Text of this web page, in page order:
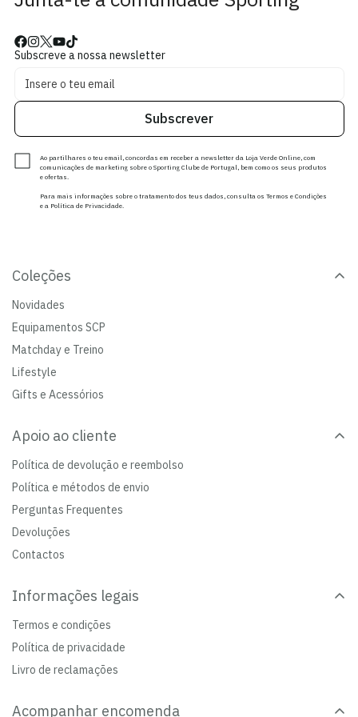
Subscreve a nossa newsletter
Subscrever
Ao partilhares o teu email, concordas em receber a newsletter da Loja Verde Online, com
comunicações de marketing sobre o Sporting Clube de Portugal, bem como os seus produtos
e ofertas.
Para mais informações sobre o tratamento dos teus dados, consulta os Termos e Condições
e a Política de Privacidade.
Coleções
Novidades
Equipamentos SCP
Matchday e Treino
Lifestyle
Gifts e Acessórios
Apoio ao cliente
Política de devolução e reembolso
Política e métodos de envio
Perguntas Frequentes
Devoluções
Contactos
Informações legais
Termos e condições
Política de privacidade
Livro de reclamações
Acompanhar encomenda